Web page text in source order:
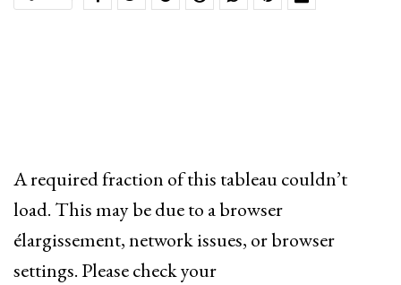
A required fraction of this tableau couldn’t
load. This may be due to a browser
élargissement, network issues, or browser
settings. Please check your